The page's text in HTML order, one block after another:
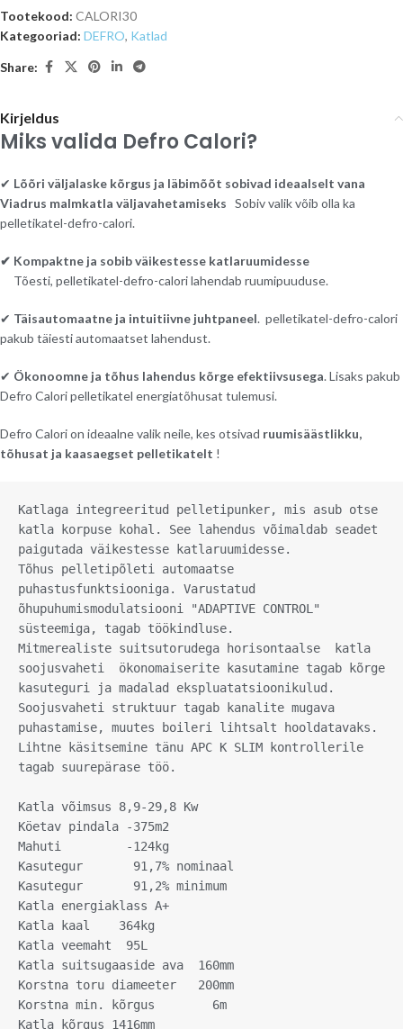
Tootekood: CALORI30
Kategooriad: DEFRO, Katlad
Share:
Kirjeldus
Miks valida Defro Calori?
✔ Lõõri väljalaske kõrgus ja läbimõõt sobivad ideaalselt vana
Viadrus malmkatla väljavahetamiseks Sobiv valik võib olla ka
pelletikatel-defro-calori.
✔ Kompaktne ja sobib väikestesse katlaruumidesse
Tõesti, pelletikatel-defro-calori lahendab ruumipuuduse.
✔ Täisautomaatne ja intuitiivne juhtpaneel. pelletikatel-defro-calori
pakub täiesti automaatset lahendust.
✔ Ökonoomne ja tõhus lahendus kõrge efektiivsusega. Lisaks pakub
Defro Calori pelletikatel energiatõhusat tulemusi.
Defro Calori on ideaalne valik neile, kes otsivad ruumisäästlikku,
tõhusat ja kaasaegset pelletikatelt !
Katlaga integreeritud pelletipunker, mis asub otse
katla korpuse kohal. See lahendus võimaldab seadet
paigutada väikestesse katlaruumidesse.
Tõhus pelletipõleti automaatse
puhastusfunktsiooniga. Varustatud
õhupuhumismodulatsiooni "ADAPTIVE CONTROL"
süsteemiga, tagab töökindluse.
Mitmerealiste suitsutorudega horisontaalse  katla
soojusvaheti  ökonomaiserite kasutamine tagab kõrge
kasuteguri ja madalad ekspluatatsioonikulud.
Soojusvaheti struktuur tagab kanalite mugava
puhastamise, muutes boileri lihtsalt hooldatavaks.
Lihtne käsitsemine tänu APC K SLIM kontrollerile
tagab suurepärase töö.
Katla võimsus 8,9-29,8 Kw
Köetav pindala -375m2
Mahuti         -124kg
Kasutegur       91,7% nominaal
Kasutegur       91,2% minimum
Katla energiaklass A+
Katla kaal    364kg
Katla veemaht  95L
Katla suitsugaaside ava  160mm
Korstna toru diameeter   200mm
Korstna min. kõrgus        6m
Katla kõrgus 1416mm